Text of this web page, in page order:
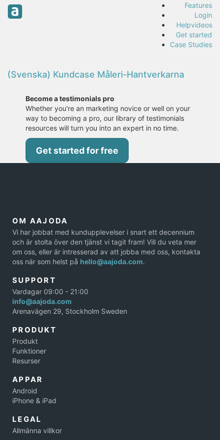
Features
Login
Helpvideos
Get started
Case Studies
(Svenska) Kundcase Måleri-Hantverkarna
Become a testimonials pro
Whether you're an marketing novice or well on your
way to becoming a pro, our library of testimonials
resources will turn you into an expert in no time.
Get started for free
OM AAJODA
Vi har jobbat med kundupplevelser i snart ett decennium
och är stolta över den tjänst vi tagit fram! Vill du veta mer
om oss, eller är intresserad av att jobba med oss, kontakta
oss när som helst på hello@aajoda.com.
SUPPORT
Vardagar 09:00 - 21:00
info@aajoda.com
Arenavägen 29, Stockholm Sweden
PRODUKT
Produkt
Funktioner
Resurser
APPAR
Android
iPhone & iPad
LEGAL
Allmänna villkor